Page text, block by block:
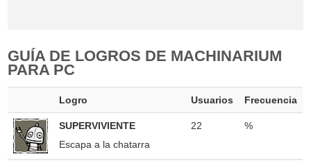
GUÍA DE LOGROS DE MACHINARIUM
PARA PC
Logro Usuarios Frecuencia
SUPERVIVIENTE
Escapa a la chatarra
22 %